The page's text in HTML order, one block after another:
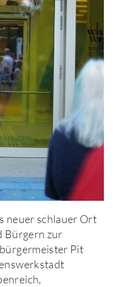
neuer schlauer Ort
Bürgern zur
Pit